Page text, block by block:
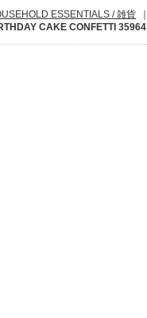
ESSENTIALS / 雑貨
CAKE CONFETTI 35964